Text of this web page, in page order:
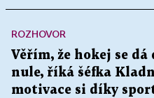
ROZHOVOR
Věřím, že hokej se
nule, říká šéfka
motivace si díky